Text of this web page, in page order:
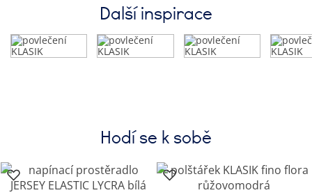
Další inspirace
Hodí se k sobě